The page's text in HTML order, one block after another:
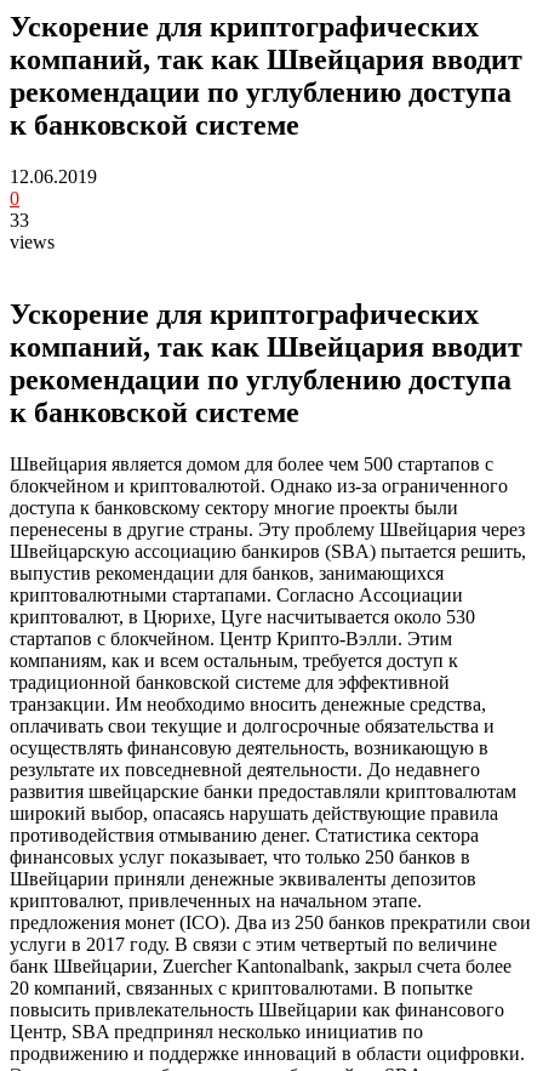
Ускорение для криптографических
компаний, так как Швейцария вводит
рекомендации по углублению доступа
к банковской системе
12.06.2019
0
33
views
Ускорение для криптографических
компаний, так как Швейцария вводит
рекомендации по углублению доступа
к банковской системе
Швейцария является домом для более чем 500 стартапов с
блокчейном и криптовалютой. Однако из-за ограниченного
доступа к банковскому сектору многие проекты были
перенесены в другие страны. Эту проблему Швейцария через
Швейцарскую ассоциацию банкиров (SBA) пытается решить,
выпустив рекомендации для банков, занимающихся
криптовалютными стартапами. Согласно Ассоциации
криптовалют, в Цюрихе, Цуге насчитывается около 530
стартапов с блокчейном. Центр Крипто-Вэлли. Этим
компаниям, как и всем остальным, требуется доступ к
традиционной банковской системе для эффективной
транзакции. Им необходимо вносить денежные средства,
оплачивать свои текущие и долгосрочные обязательства и
осуществлять финансовую деятельность, возникающую в
результате их повседневной деятельности. До недавнего
развития швейцарские банки предоставляли криптовалютам
широкий выбор, опасаясь нарушать действующие правила
противодействия отмыванию денег. Статистика сектора
финансовых услуг показывает, что только 250 банков в
Швейцарии приняли денежные эквиваленты депозитов
криптовалют, привлеченных на начальном этапе.
предложения монет (ICO). Два из 250 банков прекратили свои
услуги в 2017 году. В связи с этим четвертый по величине
банк Швейцарии, Zuercher Kantonalbank, закрыл счета более
20 компаний, связанных с криптовалютами. В попытке
повысить привлекательность Швейцарии как финансового
Центр, SBA предпринял несколько инициатив по
продвижению и поддержке инноваций в области оцифровки.